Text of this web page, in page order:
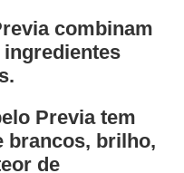
combinam
Previa tem
brancos, brilho,
de